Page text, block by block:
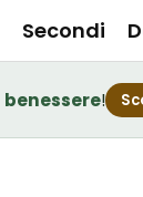
Secondi
benessere!